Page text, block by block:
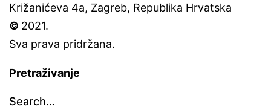
Križanićeva 4a, Zagreb, Republika Hrvatska
© 2021.
Sva prava pridržana.
Pretraživanje
Search…